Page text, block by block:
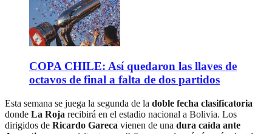
COPA CHILE: Así quedaron las llaves de
octavos de final a falta de dos partidos
Esta semana se juega la segunda de la doble fecha clasificatoria
donde La Roja recibirá en el estadio nacional a Bolivia. Los
dirigidos de Ricardo Gareca vienen de una dura caída ante